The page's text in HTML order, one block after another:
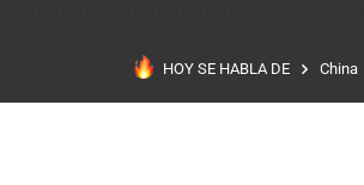
HOY SE HABLA DE China